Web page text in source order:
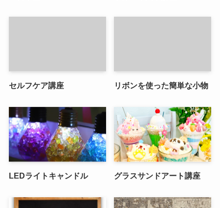
セルフケア講座 リボンを使った簡単な小物
LEDライトキャンドル グラスサンドアート講座